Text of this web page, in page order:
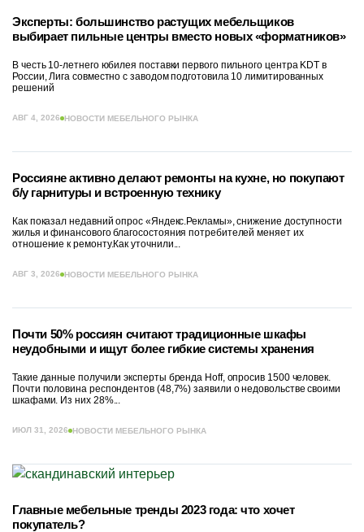
Эксперты: большинство растущих мебельщиков
выбирает пильные центры вместо новых «форматников»
В честь 10-летнего юбилея поставки первого пильного центра KDT в
России, Лига совместно с заводом подготовила 10 лимитированных
решений
АВГ 4, 2026 НОВОСТИ МЕБЕЛЬНОГО РЫНКА
Россияне активно делают ремонты на кухне, но покупают
б/у гарнитуры и встроенную технику
Как показал недавний опрос «Яндекс.Рекламы», снижение доступности
жилья и финансового благосостояния потребителей меняет их
отношение к ремонту.Как уточнили...
АВГ 3, 2026 НОВОСТИ МЕБЕЛЬНОГО РЫНКА
Почти 50% россиян считают традиционные шкафы
неудобными и ищут более гибкие системы хранения
Такие данные получили эксперты бренда Hoff, опросив 1500 человек.
Почти половина респондентов (48,7%) заявили о недовольстве своими
шкафами. Из них 28%...
ИЮЛ 31, 2026 НОВОСТИ МЕБЕЛЬНОГО РЫНКА
Главные мебельные тренды 2023 года: что хочет
покупатель?